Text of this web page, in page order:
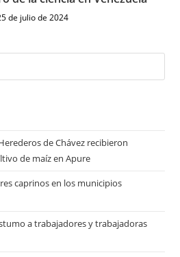
de julio de 2024
de Chávez recibieron
de maíz en Apure
caprinos en los municipios
a trabajadores y trabajadoras